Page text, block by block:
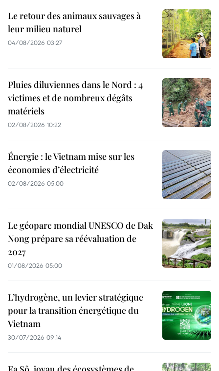
Le retour des animaux sauvages à
leur milieu naturel
04/08/2026 03:27
Pluies diluviennes dans le Nord : 4
victimes et de nombreux dégâts
matériels
02/08/2026 10:22
Énergie : le Vietnam mise sur les
économies d’électricité
02/08/2026 05:00
Le géoparc mondial UNESCO de Dak
Nong prépare sa réévaluation de
2027
01/08/2026 05:00
L’hydrogène, un levier stratégique
pour la transition énergétique du
Vietnam
30/07/2026 09:14